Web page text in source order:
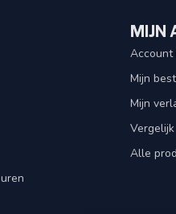
MIJN
Account
Mijn
Mijn
Vergelijk
Alle